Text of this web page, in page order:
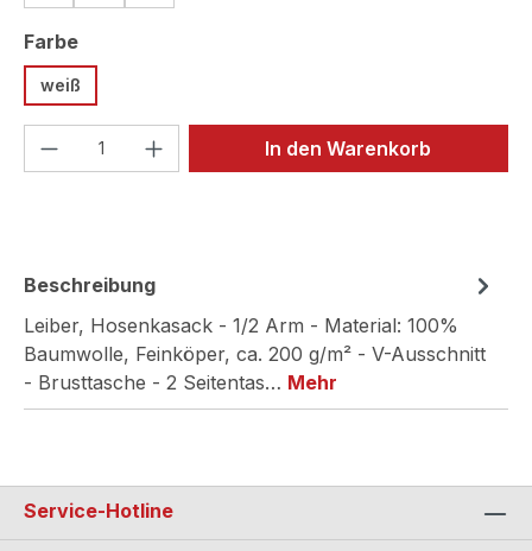
Farbeauswählen
weiß
Produkt Anzahl: Gib denIn den Warenkorb
Beschreibung
Leiber, Hosenkasack - 1/2 Arm - Material: 100%
Baumwolle, Feinköper, ca. 200 g/m² - V-Ausschnitt
- Brusttasche - 2 Seitentas… Mehr
Service-Hotline